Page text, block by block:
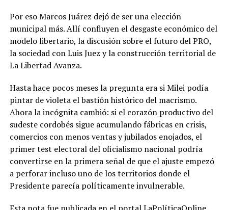
Por eso Marcos Juárez dejó de ser una elección
municipal más. Allí confluyen el desgaste económico del
modelo libertario, la discusión sobre el futuro del PRO,
la sociedad con Luis Juez y la construcción territorial de
La Libertad Avanza.
Hasta hace pocos meses la pregunta era si Milei podía
pintar de violeta el bastión histórico del macrismo.
Ahora la incógnita cambió: si el corazón productivo del
sudeste cordobés sigue acumulando fábricas en crisis,
comercios con menos ventas y jubilados enojados, el
primer test electoral del oficialismo nacional podría
convertirse en la primera señal de que el ajuste empezó
a perforar incluso uno de los territorios donde el
Presidente parecía políticamente invulnerable.